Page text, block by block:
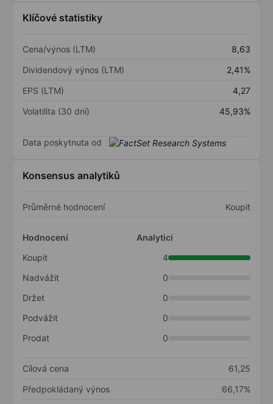
Klíčové statistiky
Cena/výnos (LTM)
8,63
Dividendový výnos (LTM)
2,41%
EPS (LTM)
4,27
Volatilita (30 dní)
45,93%
Data poskytnuta od
Konsensus analytiků
Průměrné hodnocení Koupit
Hodnocení
Analytici
Koupit
4
Nadvážit
0
Držet
0
Podvážit
0
Prodat
0
Cílová cena
61,25
Předpokládaný výnos
66,17%